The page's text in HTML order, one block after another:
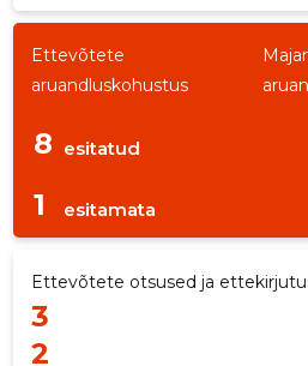
Ettevõtete
aruandluskohustus
8 esitatud
1 esitamata
Ettevõtete otsused ja
3
2